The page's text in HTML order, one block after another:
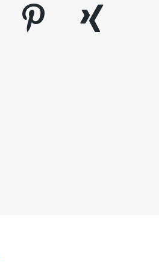
pinterest
xing